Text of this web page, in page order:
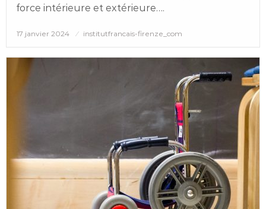
force intérieure et extérieure….
Posted
17 janvier 2024 institutfrancais-firenze_com